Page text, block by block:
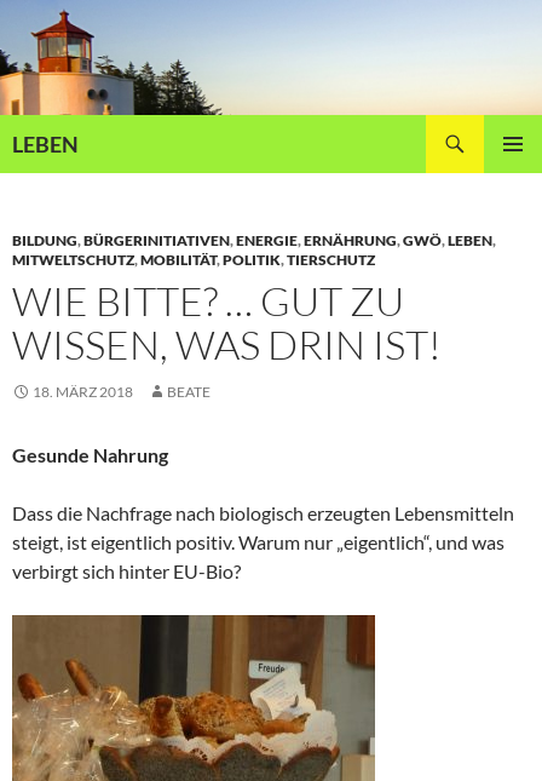
Inhalt
springen
LEBEN
BILDUNG,BÜRGERINITIATIVEN,ENERGIE,ERNÄHRUNG,GWÖ,LEBEN,
MITWELTSCHUTZ,MOBILITÄT,POLITIK,TIERSCHUTZ
WIE BITTE? … GUT ZU
WISSEN, WAS DRIN IST!
18. MÄRZ 2018 BEATE
Gesunde Nahrung
Dass die Nachfrage nach biologisch erzeugten Lebensmitteln
steigt, ist eigentlich positiv. Warum nur „eigentlich“, und was
verbirgt sich hinter EU-Bio?